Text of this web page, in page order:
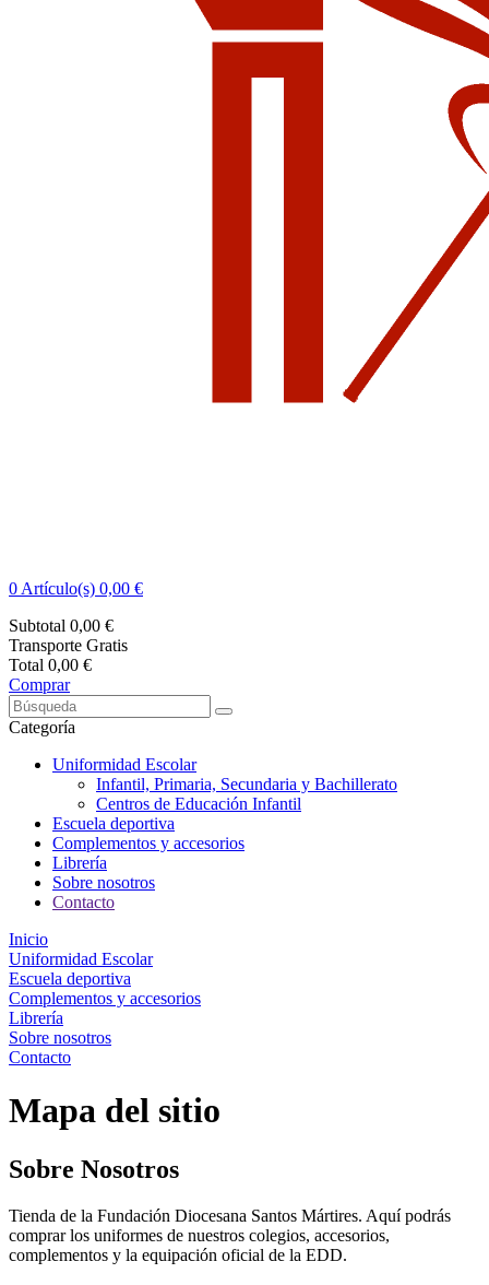
0 Artículo(s) 0,00 €
Subtotal 0,00 €
Transporte Gratis
Total 0,00 €
Comprar
Categoría
Uniformidad Escolar
Infantil, Primaria, Secundaria y Bachillerato
Centros de Educación Infantil
Escuela deportiva
Complementos y accesorios
Librería
Sobre nosotros
Contacto
Inicio
Uniformidad Escolar
Escuela deportiva
Complementos y accesorios
Librería
Sobre nosotros
Contacto
Mapa del sitio
Sobre Nosotros
Tienda de la Fundación Diocesana Santos Mártires. Aquí podrás
comprar los uniformes de nuestros colegios, accesorios,
complementos y la equipación oficial de la EDD.